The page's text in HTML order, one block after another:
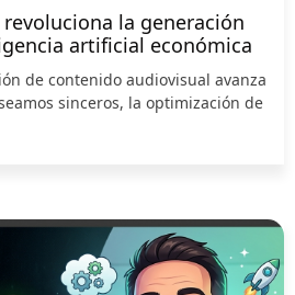
revoluciona la generación
artificial económica
de contenido audiovisual avanza
sinceros, la optimización de